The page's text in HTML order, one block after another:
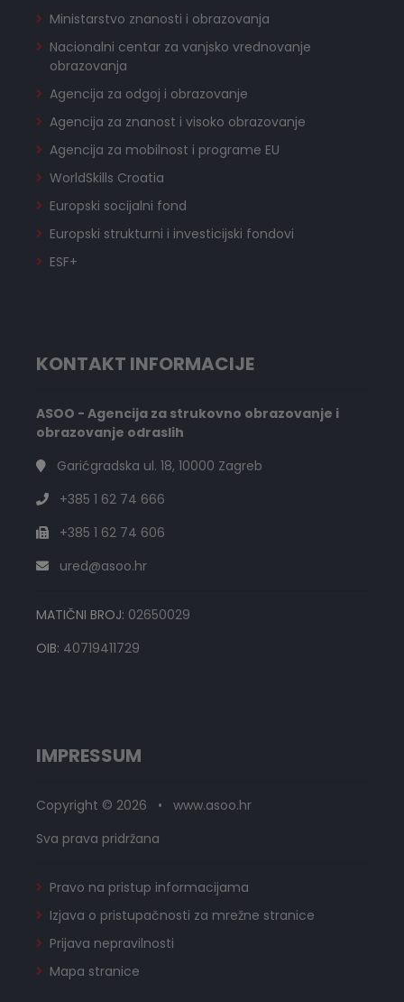
Ministarstvo znanosti i obrazovanja
Nacionalni centar za vanjsko vrednovanje
obrazovanja
Agencija za odgoj i obrazovanje
Agencija za znanost i visoko obrazovanje
Agencija za mobilnost i programe EU
WorldSkills Croatia
Europski socijalni fond
Europski strukturni i investicijski fondovi
ESF+
KONTAKT INFORMACIJE
ASOO - Agencija za strukovno obrazovanje i
obrazovanje odraslih
Garićgradska ul. 18, 10000 Zagreb
+385 1 62 74 666
+385 1 62 74 606
ured@asoo.hr
MATIČNI BROJ: 02650029
OIB: 40719411729
IMPRESSUM
Copyright © 2026 • www.asoo.hr
Sva prava pridržana
Pravo na pristup informacijama
Izjava o pristupačnosti za mrežne stranice
Prijava nepravilnosti
Mapa stranice